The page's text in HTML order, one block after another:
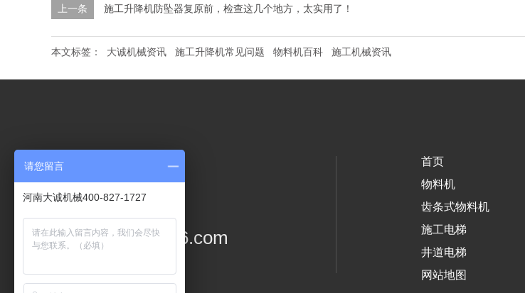
上一条 施工升降机防坠器复原前，检查这几个地方，太实用了！
本文标签： 大诚机械资讯 施工升降机常见问题 物料机百科 施工机械资讯
400-8271727
企业邮箱
hndacheng@126.com
首页
物料机
齿条式物料机
施工电梯
井道电梯
网站地图
请您留言
河南大诚机械400-827-1727